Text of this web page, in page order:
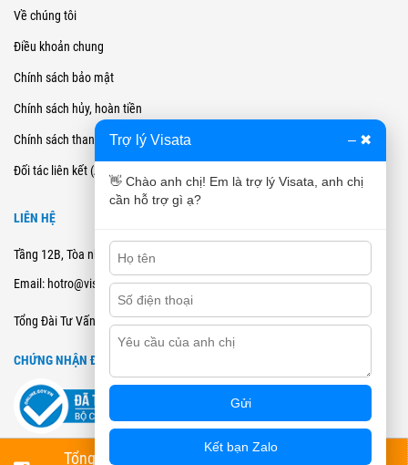
Về chúng tôi
Điều khoản chung
Chính sách bảo mật
Chính sách hủy, hoàn tiền
Chính sách thanh toán
Đối tác liên kết (Affiliate)
LIÊN HỆ
Tầng 12B, Tòa nhà Cienco4 - 180 Nguyễn Thị Minh Khai, Quận 3, TPHCM
Email: hotro@visata.vn
Tổng Đài Tư Vấn: 0915978168
CHỨNG NHẬN ĐĂNG KÝ BCT
Trợ lý Visata – ✖
👋 Chào anh chị! Em là trợ lý Visata, anh chị
cần hỗ trợ gì ạ?
Gửi
Kết bạn Zalo
Tổng Đài Tư Vấn Đặt Lịch Tư Vấn